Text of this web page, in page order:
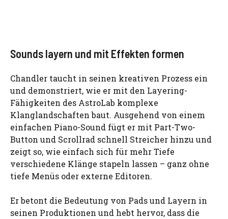
Sounds layern und mit Effekten formen
Chandler taucht in seinen kreativen Prozess ein
und demonstriert, wie er mit den Layering-
Fähigkeiten des AstroLab komplexe
Klanglandschaften baut. Ausgehend von einem
einfachen Piano-Sound fügt er mit Part-Two-
Button und Scrollrad schnell Streicher hinzu und
zeigt so, wie einfach sich für mehr Tiefe
verschiedene Klänge stapeln lassen – ganz ohne
tiefe Menüs oder externe Editoren.
Er betont die Bedeutung von Pads und Layern in
seinen Produktionen und hebt hervor, dass die